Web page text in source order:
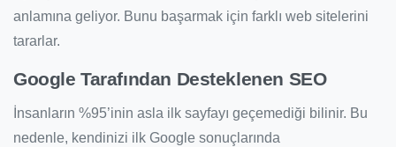
anlamına geliyor. Bunu başarmak için farklı web sitelerini
tararlar.
Google Tarafından Desteklenen SEO
İnsanların %95’inin asla ilk sayfayı geçemediği bilinir. Bu
nedenle, kendinizi ilk Google sonuçlarında